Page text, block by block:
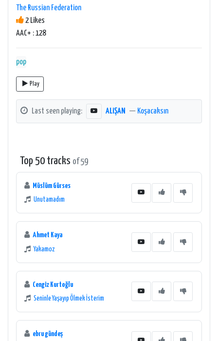
The Russian Federation
2 Likes
AAC+ : 128
pop
Play
Last seen playing: ALiŞAN — Koşacaksın
Top 50 tracks of 59
Müslüm Gürses
Unutamadım
Ahmet Kaya
Yakamoz
Cengiz Kurtoğlu
Seninle Yaşayıp Ölmek İsterim
ebru gündeş